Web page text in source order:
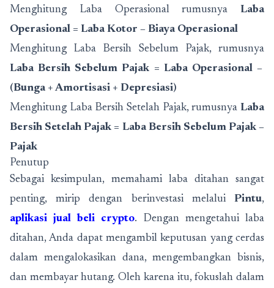
Menghitung Laba Operasional rumusnya Laba
Operasional = Laba Kotor – Biaya Operasional
Menghitung Laba Bersih Sebelum Pajak, rumusnya
Laba Bersih Sebelum Pajak = Laba Operasional –
(Bunga + Amortisasi + Depresiasi)
Menghitung Laba Bersih Setelah Pajak, rumusnya Laba
Bersih Setelah Pajak = Laba Bersih Sebelum Pajak –
Pajak
Penutup
Sebagai kesimpulan, memahami laba ditahan sangat
penting, mirip dengan berinvestasi melalui Pintu,
aplikasi jual beli crypto. Dengan mengetahui laba
ditahan, Anda dapat mengambil keputusan yang cerdas
dalam mengalokasikan dana, mengembangkan bisnis,
dan membayar hutang. Oleh karena itu, fokuslah dalam